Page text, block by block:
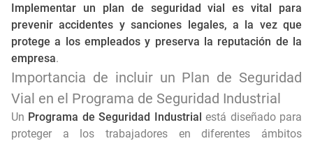
Implementar un plan de seguridad vial es vital para
prevenir accidentes y sanciones legales, a la vez que
protege a los empleados y preserva la reputación de la
empresa.
Importancia de incluir un Plan de Seguridad
Vial en el Programa de Seguridad Industrial
Un Programa de Seguridad Industrial está diseñado para
proteger a los trabajadores en diferentes ámbitos